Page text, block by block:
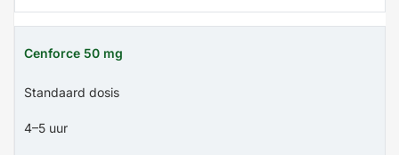
Cenforce 50 mg
Standaard dosis
4–5 uur